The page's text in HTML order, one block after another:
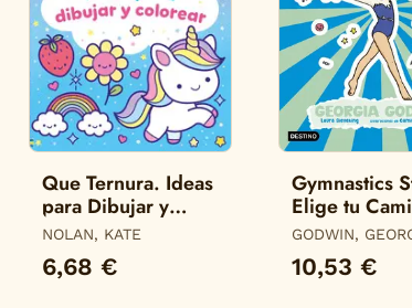
Que Ternura. Ideas
para Dibujar y
Colorear
NOLAN, KATE
6,68 €
Gymnastics
Elige tu
GODWIN,
10,53 €